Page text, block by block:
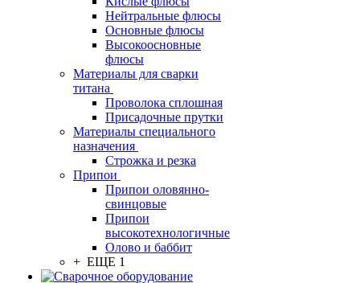
Нейтральные флюсы
Основные флюсы
Высокоосновные
флюсы
Материалы для сварки
титана
Проволока сплошная
Присадочные прутки
Материалы специального
назначения
Строжка и резка
Припои
Припои оловянно-
свинцовые
Припои
высокотехнологичные
Олово и баббит
+ ЕЩЕ 1